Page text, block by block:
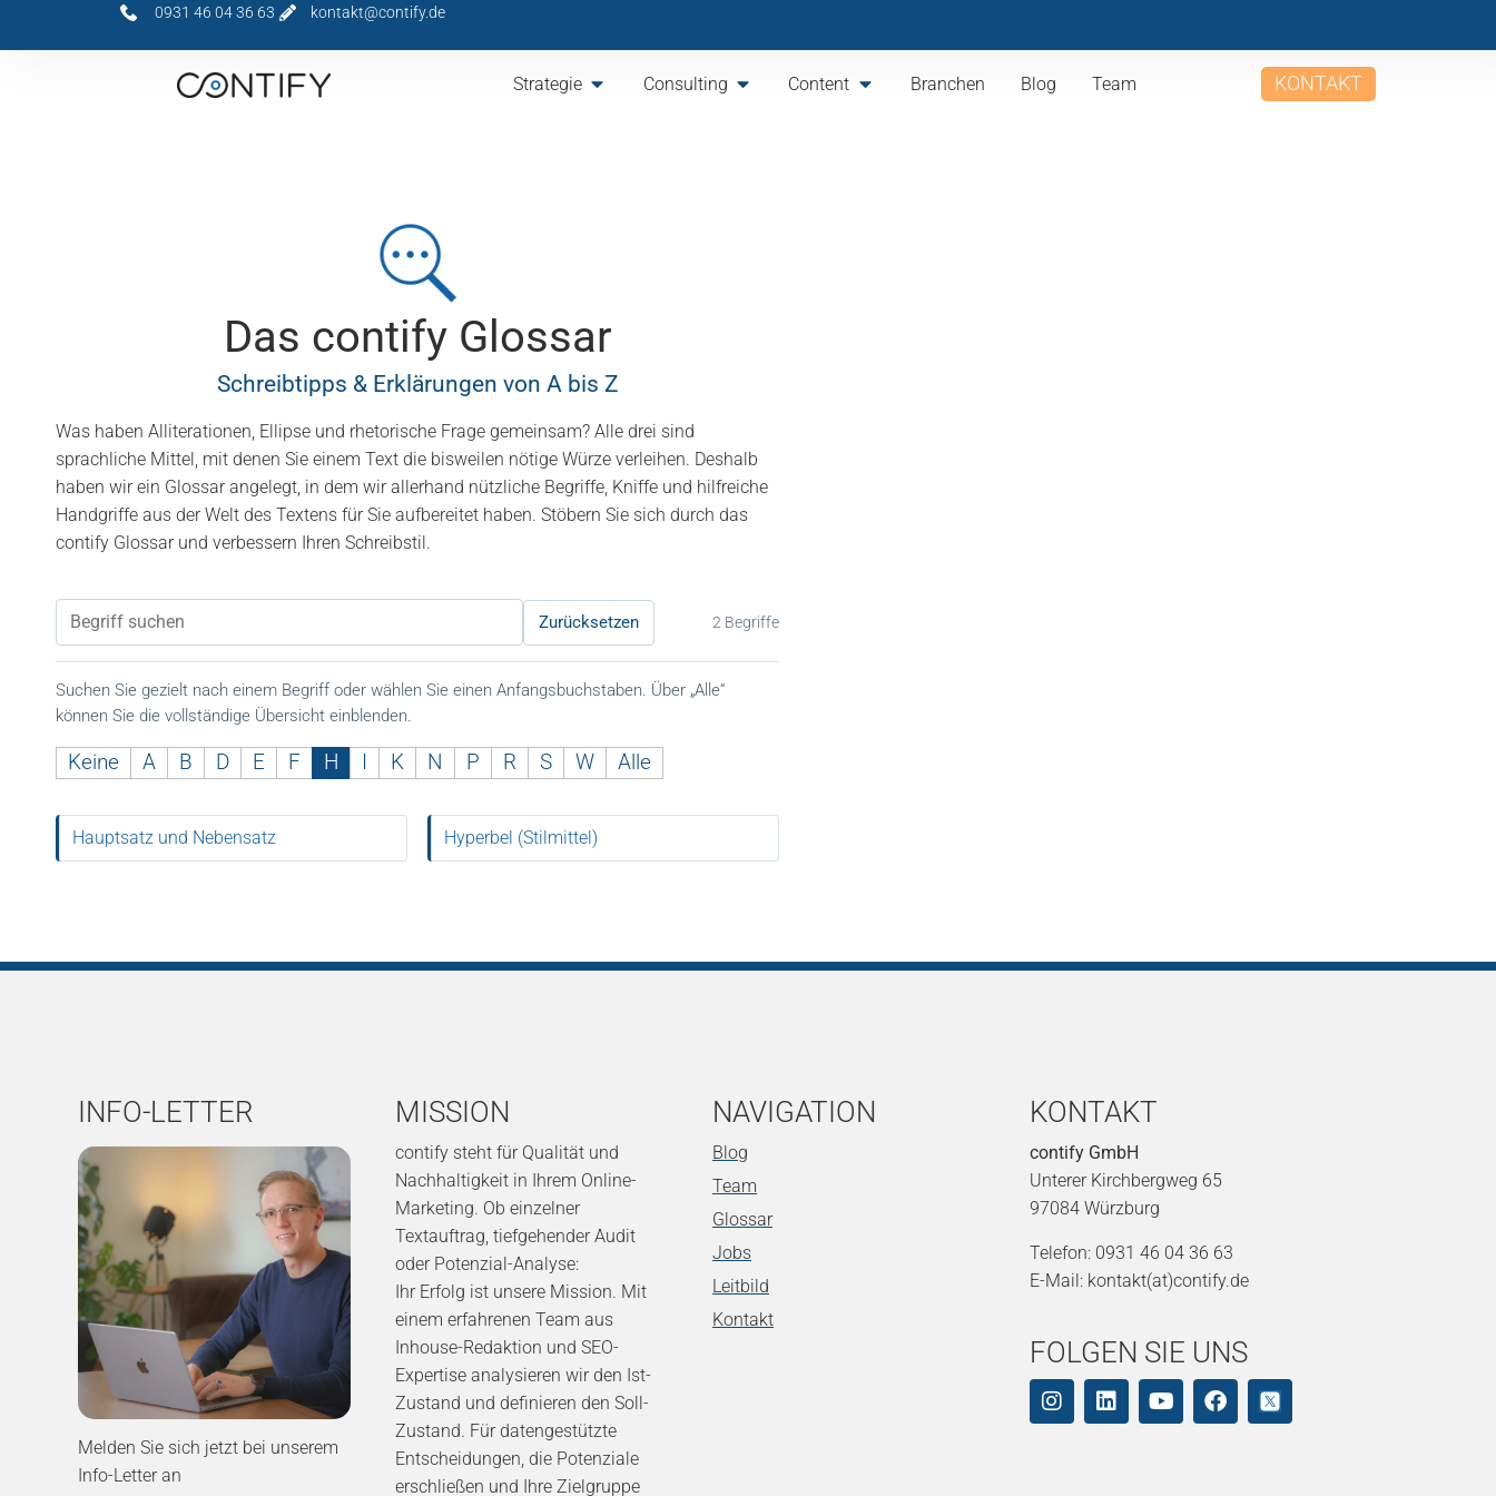
0931 46 04 36 63 kontakt@contify.de
Strategie Consulting Content Branchen Blog Team KONTAKT
Das contify Glossar
Schreibtipps & Erklärungen von A bis Z
Was haben Alliterationen, Ellipse und rhetorische Frage gemeinsam? Alle drei sind
sprachliche Mittel, mit denen Sie einem Text die bisweilen nötige Würze verleihen. Deshalb
haben wir ein Glossar angelegt, in dem wir allerhand nützliche Begriffe, Kniffe und hilfreiche
Handgriffe aus der Welt des Textens für Sie aufbereitet haben. Stöbern Sie sich durch das
contify Glossar und verbessern Ihren Schreibstil.
Zurücksetzen 2 Begriffe
Suchen Sie gezielt nach einem Begriff oder wählen Sie einen Anfangsbuchstaben. Über „Alle“
können Sie die vollständige Übersicht einblenden.
Keine A B D E F H K N P R S W Alle
Hauptsatz und Nebensatz Hyperbel (Stilmittel)
INFO-LETTER
Melden Sie sich jetzt bei unserem
Info-Letter an
MISSION
contify steht für Qualität und
Nachhaltigkeit in Ihrem Online-
Marketing. Ob einzelner
Textauftrag, tiefgehender Audit
oder Potenzial-Analyse:
Ihr Erfolg ist unsere Mission. Mit
einem erfahrenen Team aus
Inhouse-Redaktion und SEO-
Expertise analysieren wir den Ist-
Zustand und definieren den Soll-
Zustand. Für datengestützte
Entscheidungen, die Potenziale
erschließen und Ihre Zielgruppe
NAVIGATION
Blog
Team
Glossar
Jobs
Leitbild
Kontakt
KONTAKT
contify GmbH
Unterer Kirchbergweg 65
97084 Würzburg
Telefon: 0931 46 04 36 63
E-Mail: kontakt(at)contify.de
FOLGEN SIE UNS